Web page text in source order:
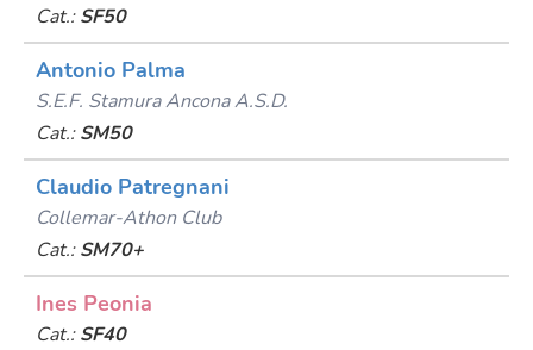
Cat.: SF50
Antonio Palma
S.e.f. Stamura Ancona A.s.d.
Cat.: SM50
Claudio Patregnani
Collemar-Athon Club
Cat.: SM70+
Ines Peonia
Cat.: SF40